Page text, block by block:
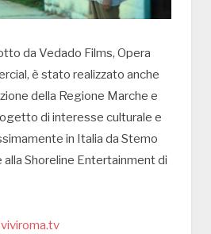
da Vedado Films, Opera
è stato realizzato anche
della Regione Marche e
di interesse culturale e
in Italia da Stemo
Shoreline Entertainment di